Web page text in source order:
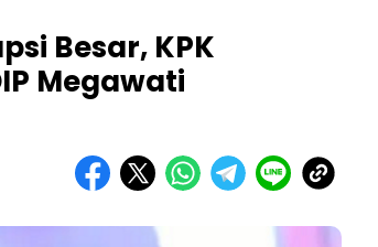
Besar, KPK
Megawati